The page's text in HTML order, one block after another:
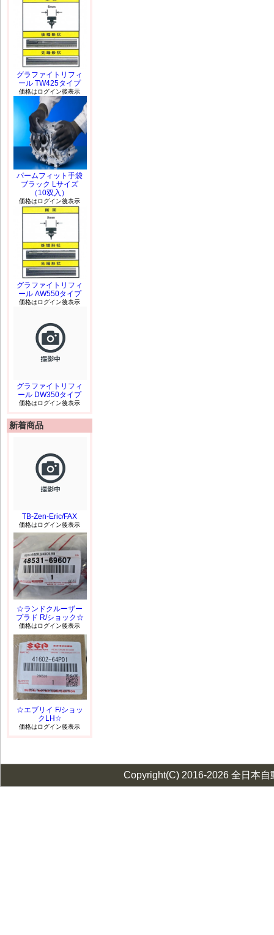
グラファイトリフィ
ール TW425タイプ
価格はログイン後表示
パームフィット手袋
ブラック Lサイズ
（10双入）
価格はログイン後表示
グラファイトリフィ
ール AW550タイプ
価格はログイン後表示
グラファイトリフィ
ール DW350タイプ
価格はログイン後表示
新着商品
TB-Zen-Eric/FAX
価格はログイン後表示
☆ランドクルーザー
プラド R/ショック☆
価格はログイン後表示
☆エブリイ F/ショッ
クLH☆
価格はログイン後表示
Copyright(C) 2016-2026 全日本